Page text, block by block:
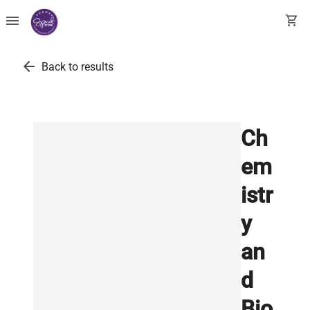
menu shopping_cart
arrow_back Back to results
Ch
em
istr
y
an
d